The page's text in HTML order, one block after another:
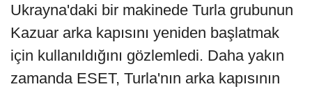
Ukrayna'daki bir makinede Turla grubunun
Kazuar arka kapısını yeniden başlatmak
için kullanıldığını gözlemledi. Daha yakın
zamanda ESET, Turla'nın arka kapısının